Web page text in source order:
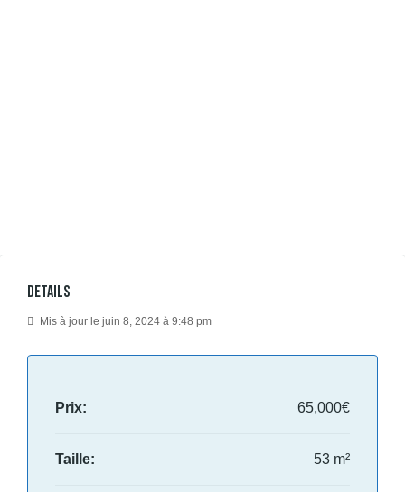
Details
Mis à jour le juin 8, 2024 à 9:48 pm
Prix: 65,000€
Taille: 53 m²